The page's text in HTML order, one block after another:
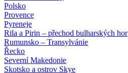
Polsko
Provence
Pyreneje
Rila a Pirin – přechod bulharských hor
Rumunsko – Transylvánie
Řecko
Severní Makedonie
Skotsko a ostrov Skye